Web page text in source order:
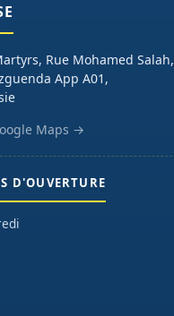
Rue Mohamed Salah,
App A01,
Maps →
D'OUVERTURE